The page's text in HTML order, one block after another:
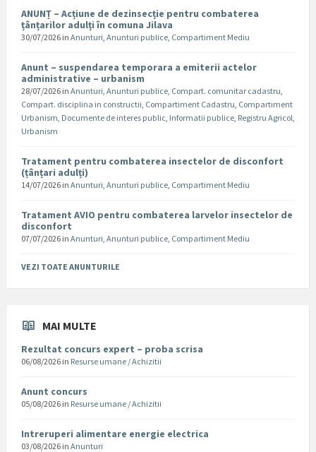
ANUNȚ – Acțiune de dezinsecție pentru combaterea
țânțarilor adulți în comuna Jilava
30/07/2026 in Anunturi, Anunturi publice, Compartiment Mediu
Anunt – suspendarea temporara a emiterii actelor
administrative – urbanism
28/07/2026 in Anunturi, Anunturi publice, Compart. comunitar cadastru,
Compart. disciplina in constructii, Compartiment Cadastru, Compartiment
Urbanism, Documente de interes public, Informatii publice, Registru Agricol,
Urbanism
Tratament pentru combaterea insectelor de disconfort
(țânțari adulți)
14/07/2026 in Anunturi, Anunturi publice, Compartiment Mediu
Tratament AVIO pentru combaterea larvelor insectelor de
disconfort
07/07/2026 in Anunturi, Anunturi publice, Compartiment Mediu
VEZI TOATE ANUNTURILE
MAI MULTE
Rezultat concurs expert – proba scrisa
06/08/2026 in Resurse umane / Achizitii
Anunt concurs
05/08/2026 in Resurse umane / Achizitii
Intreruperi alimentare energie electrica
03/08/2026 in Anunturi